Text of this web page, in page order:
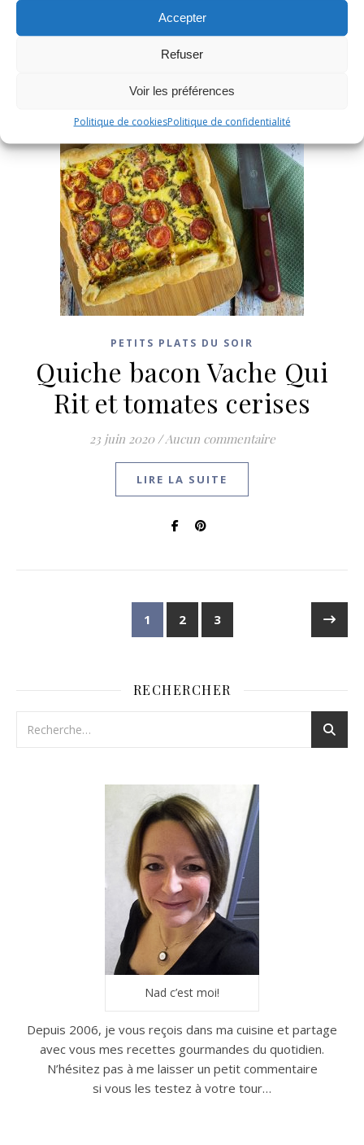
Accepter
Refuser
Voir les préférences
Politique de cookiesPolitique de confidentialité
PETITS PLATS DU SOIR
Quiche bacon Vache Qui
Rit et tomates cerises
23 juin 2020 /Aucun commentaire
LIRE LA SUITE
1 2 3
RECHERCHER
Nad c’est moi!
Depuis 2006, je vous reçois dans ma cuisine et partage
avec vous mes recettes gourmandes du quotidien.
N’hésitez pas à me laisser un petit commentaire
si vous les testez à votre tour…